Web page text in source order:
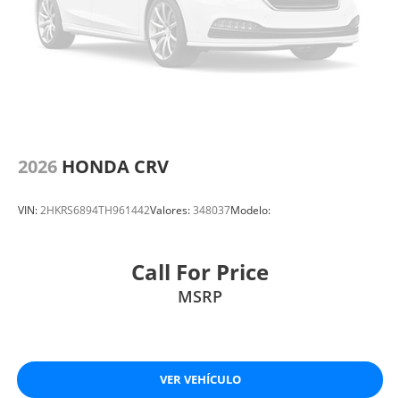
2026 HONDA CRV
VIN:2HKRS6894TH961442Valores:348037Modelo:
Call For Price
MSRP
VER VEHÍCULO